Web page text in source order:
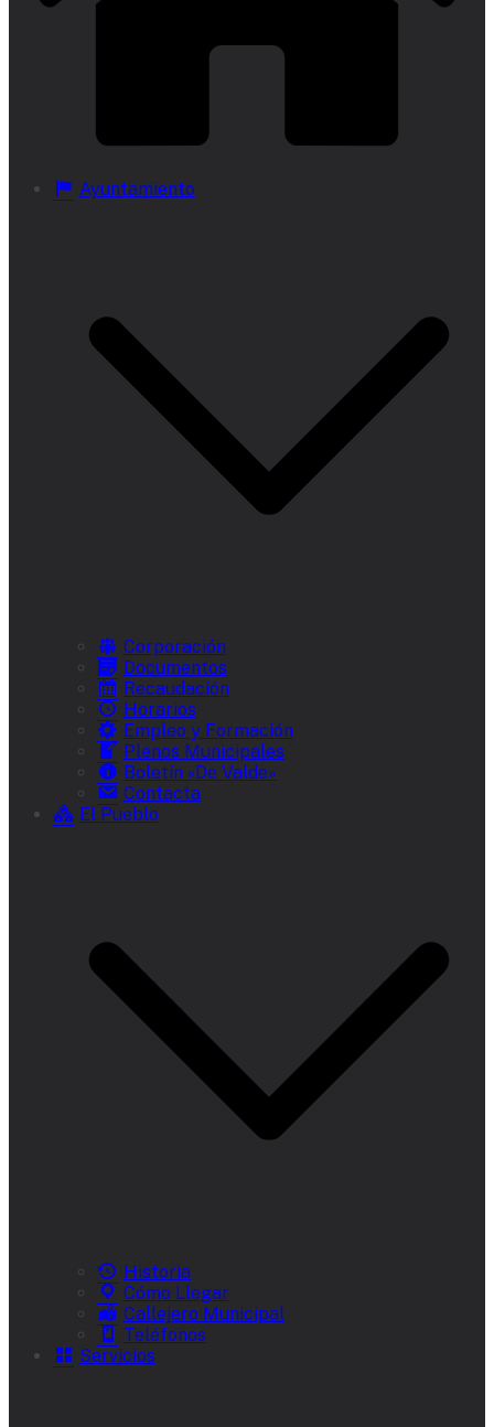
Ayuntamiento
Corporación
Documentos
Recaudación
Horarios
Empleo y Formación
Plenos Municipales
Boletín «De Valde»
Contacta
El Pueblo
Historia
Cómo Llegar
Callejero Municipal
Teléfonos
Servicios